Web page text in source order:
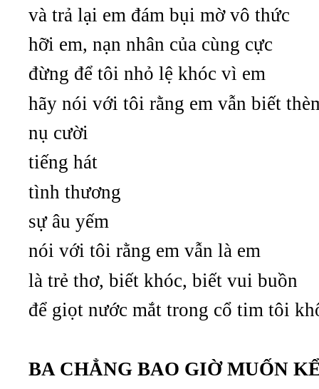
và trả lại em đám bụi mờ vô thức
hỡi em, nạn nhân của cùng cực
đừng để tôi nhỏ lệ khóc vì em
hãy nói với tôi rằng em vẫn biết
nụ cười
tiếng hát
tình thương
sự âu yếm
nói với tôi rằng em vẫn là em
là trẻ thơ, biết khóc, biết vui buồn
để giọt nước mắt trong cổ tim tôi
BA CHẲNG BAO GIỜ MUỐN